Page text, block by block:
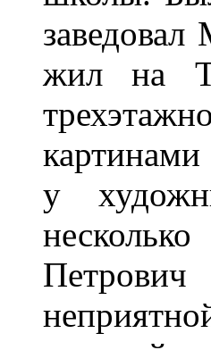
жил на
у